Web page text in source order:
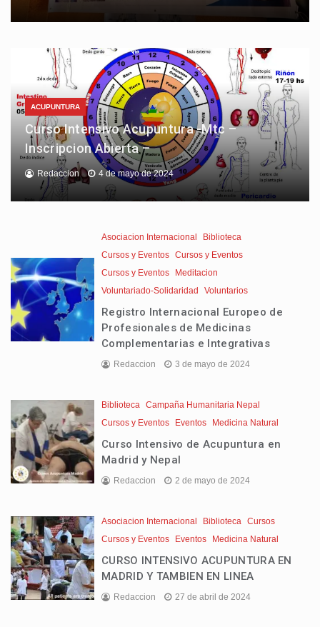
ACUPUNTURA
Curso Intensivo Acupuntura -Mtc –
Inscripcion Abierta –
Redaccion 4 de mayo de 2024
Asociacion Internacional
Biblioteca
Cursos y Eventos Cursos y Eventos
Cursos y Eventos
Meditacion
Voluntariado-Solidaridad
Voluntarios
Registro Internacional Europeo de
Profesionales de Medicinas
Complementarias e Integrativas
Redaccion 3 de mayo de 2024
Biblioteca
Campaña Humanitaria Nepal
Cursos y Eventos
Eventos Medicina Natural
Curso Intensivo de Acupuntura en
Madrid y Nepal
Redaccion 2 de mayo de 2024
Asociacion Internacional Biblioteca
Cursos
Cursos y Eventos
Eventos Medicina Natural
CURSO INTENSIVO ACUPUNTURA EN
MADRID Y TAMBIEN EN LINEA
Redaccion 27 de abril de 2024